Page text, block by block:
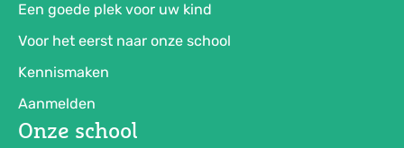
Een goede plek voor uw kind
Voor het eerst naar onze school
Kennismaken
Aanmelden
Onze school